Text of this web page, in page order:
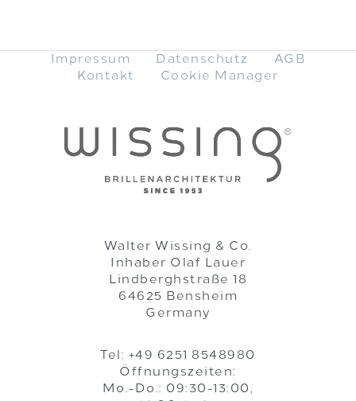
Impressum Datenschutz
AGB
Kontakt
Cookie Manager
Walter Wissing & Co.
Inhaber Olaf Lauer
Lindberghstraße 18
64625 Bensheim
Germany
Tel: +49 6251 8548980
Öffnungszeiten:
Mo.-Do.: 09:30-13:00,